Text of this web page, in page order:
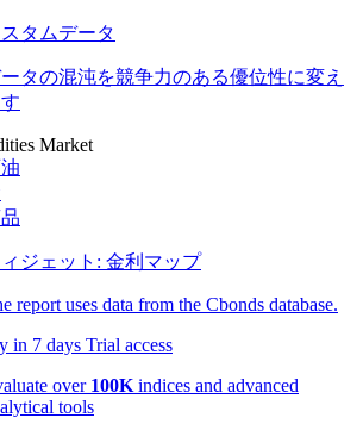
タムデータ
タの混沌を競争力のある優位性に変え
Market
ジェット: 金利マップ
report uses data from the Cbonds database.
in 7 days Trial access
over 100K indices and advanced
tools